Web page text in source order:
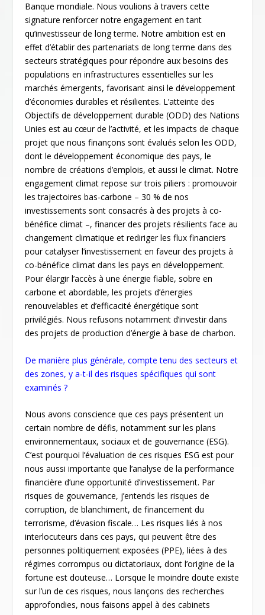
Banque mondiale. Nous voulions à travers cette
signature renforcer notre engagement en tant
qu’investisseur de long terme. Notre ambition est en
effet d’établir des partenariats de long terme dans des
secteurs stratégiques pour répondre aux besoins des
populations en infrastructures essentielles sur les
marchés émergents, favorisant ainsi le développement
d’économies durables et résilientes. L’atteinte des
Objectifs de développement durable (ODD) des Nations
Unies est au cœur de l’activité, et les impacts de chaque
projet que nous finançons sont évalués selon les ODD,
dont le développement économique des pays, le
nombre de créations d’emplois, et aussi le climat. Notre
engagement climat repose sur trois piliers : promouvoir
les trajectoires bas-carbone – 30 % de nos
investissements sont consacrés à des projets à co-
bénéfice climat –, financer des projets résilients face au
changement climatique et rediriger les flux financiers
pour catalyser l’investissement en faveur des projets à
co-bénéfice climat dans les pays en développement.
Pour élargir l’accès à une énergie fiable, sobre en
carbone et abordable, les projets d’énergies
renouvelables et d’efficacité énergétique sont
privilégiés. Nous refusons notamment d’investir dans
des projets de production d’énergie à base de charbon.
De manière plus générale, compte tenu des secteurs et
des zones, y a-t-il des risques spécifiques qui sont
examinés ?
Nous avons conscience que ces pays présentent un
certain nombre de défis, notamment sur les plans
environnementaux, sociaux et de gouvernance (ESG).
C’est pourquoi l’évaluation de ces risques ESG est pour
nous aussi importante que l’analyse de la performance
financière d’une opportunité d’investissement. Par
risques de gouvernance, j’entends les risques de
corruption, de blanchiment, de financement du
terrorisme, d’évasion fiscale… Les risques liés à nos
interlocuteurs dans ces pays, qui peuvent être des
personnes politiquement exposées (PPE), liées à des
régimes corrompus ou dictatoriaux, dont l’origine de la
fortune est douteuse… Lorsque le moindre doute existe
sur l’un de ces risques, nous lançons des recherches
approfondies, nous faisons appel à des cabinets